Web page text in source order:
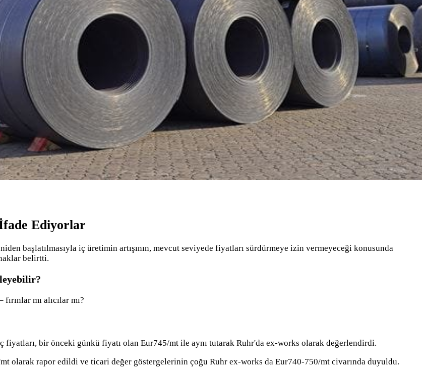
Ediyorlar
başlatılmasıyla iç üretimin artışının, mevcut seviyede fiyatları sürdürmeye izin vermeyeceği konusunda
belirtti.
mı alıcılar mı?
fiyatları, bir önceki günkü fiyatı olan Eur745/mt ile aynı tutarak Ruhr'da ex-works olarak değerlendirdi.
olarak rapor edildi ve ticari değer göstergelerinin çoğu Ruhr ex-works da Eur740-750/mt civarında duyuldu.